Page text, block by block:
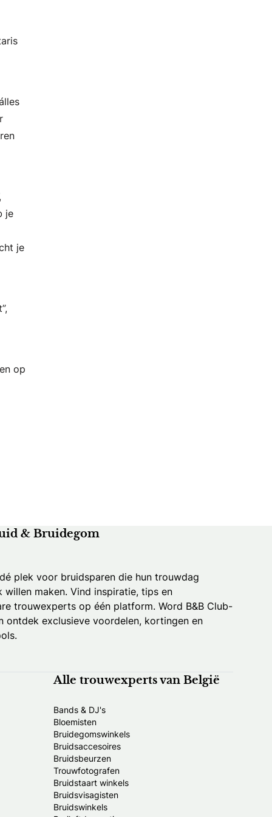
je
je
op
& Bruidegom
plek voor bruidsparen die hun trouwdag
willen maken. Vind inspiratie, tips en
trouwexperts op één platform. Word B&B Club-
ontdek exclusieve voordelen, kortingen en
Alle trouwexperts van België
Bands & DJ's
Bloemisten
Bruidegomswinkels
Bruidsaccesoires
Bruidsbeurzen
Trouwfotografen
Bruidstaart winkels
Bruidsvisagisten
Bruidswinkels